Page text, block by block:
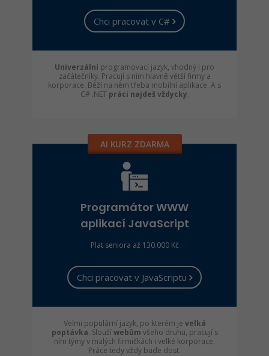
Chci pracovat v C#
Univerzální programovací jazyk, vhodný i pro
začátečníky. Pracují s ním hlavně větší firmy a
korporace. Běží na něm třeba mobilní aplikace. A s
C# .NET práci najdeš vždycky.
AI KURZ ZDARMA
Programátor WWW
aplikací JavaScript
Plat seniora až 130.000 Kč
Chci pracovat v JavaScriptu
Velmi populární jazyk, po kterém je velká
poptávka. Sloužíwebům všeho druhu, pracují s
ním týmy v malých firmičkách i velké korporace.
Práce tedy vždy bude dost.